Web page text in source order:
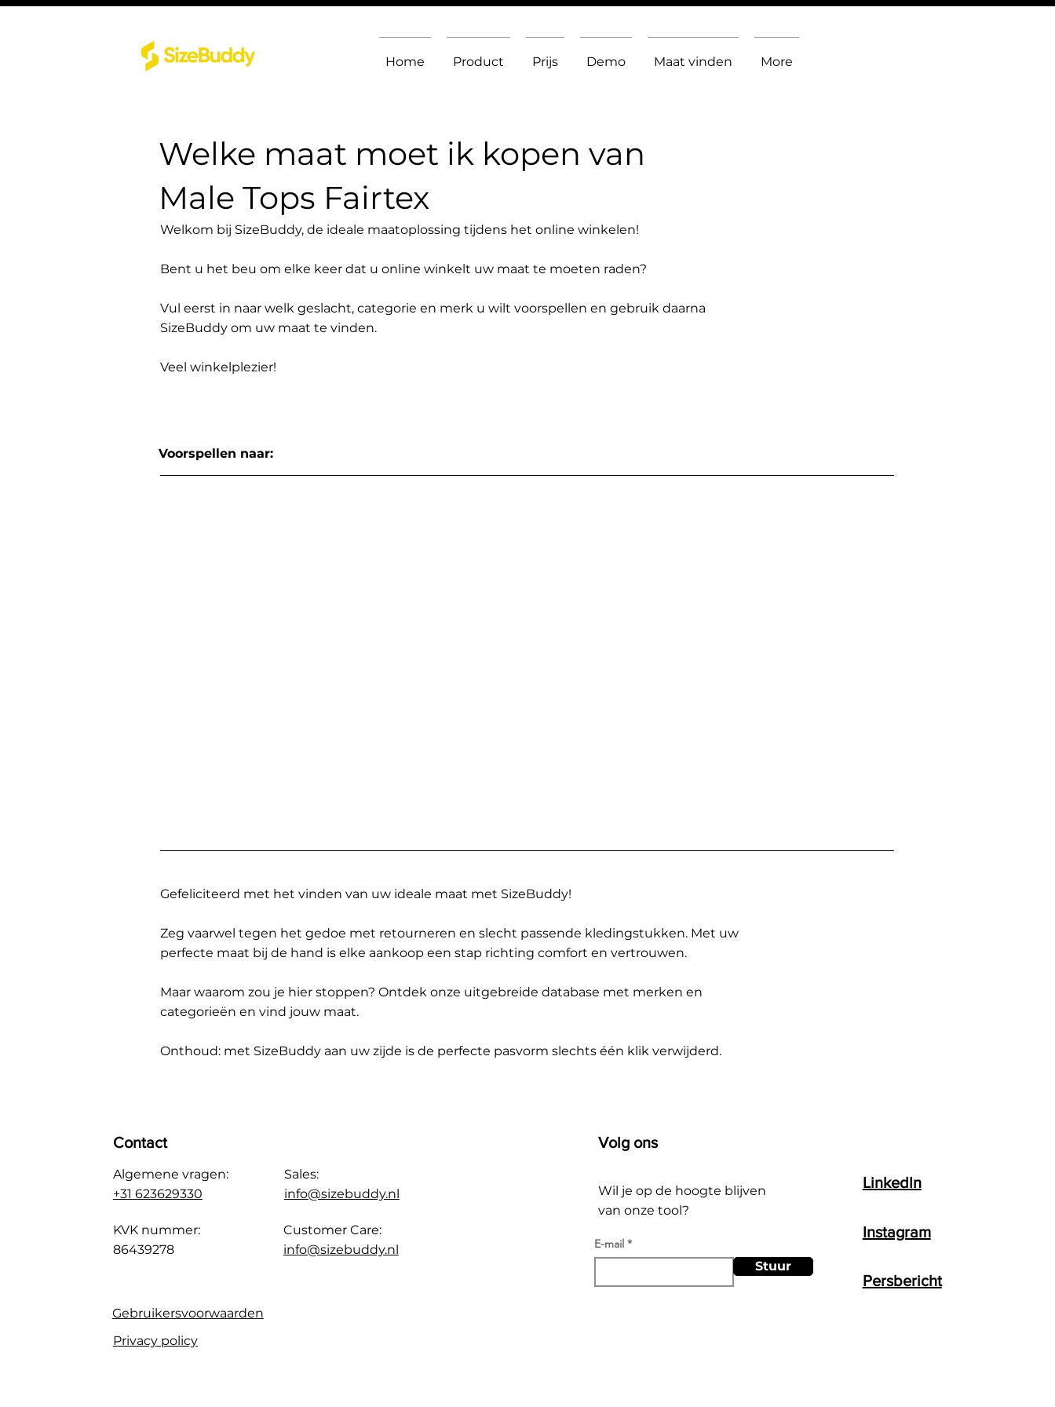
Home Product Prijs Demo Maat vinden More
Welke maat moet ik kopen van
Male Tops Fairtex
Welkom bij SizeBuddy, de ideale maatoplossing tijdens het online winkelen!
Bent u het beu om elke keer dat u online winkelt uw maat te moeten raden?
Vul eerst in naar welk geslacht, categorie en merk u wilt voorspellen en gebruik daarna
SizeBuddy om uw maat te vinden.
Veel winkelplezier!
Voorspellen naar:
Gefeliciteerd met het vinden van uw ideale maat met SizeBuddy!
Zeg vaarwel tegen het gedoe met retourneren en slecht passende kledingstukken. Met uw
perfecte maat bij de hand is elke aankoop een stap richting comfort en vertrouwen.
Maar waarom zou je hier stoppen? Ontdek onze uitgebreide database met merken en
categorieën en vind jouw maat.
Onthoud: met SizeBuddy aan uw zijde is de perfecte pasvorm slechts één klik verwijderd.
Contact
Algemene vragen:
+31 623629330
KVK nummer:
86439278
Sales:
info@sizebuddy.nl
Customer Care:
info@sizebuddy.nl
Gebruikersvoorwaarden
Privacy policy
Volg ons
Wil je op de hoogte blijven
van onze tool?
E-mail
Stuur
LinkedIn
Instagram
Persbericht